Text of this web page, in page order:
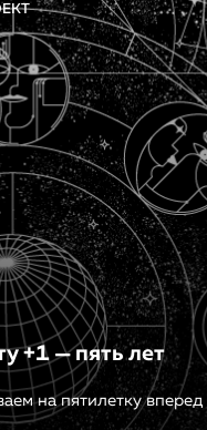
+1 — пять лет
на пятилетку вперед